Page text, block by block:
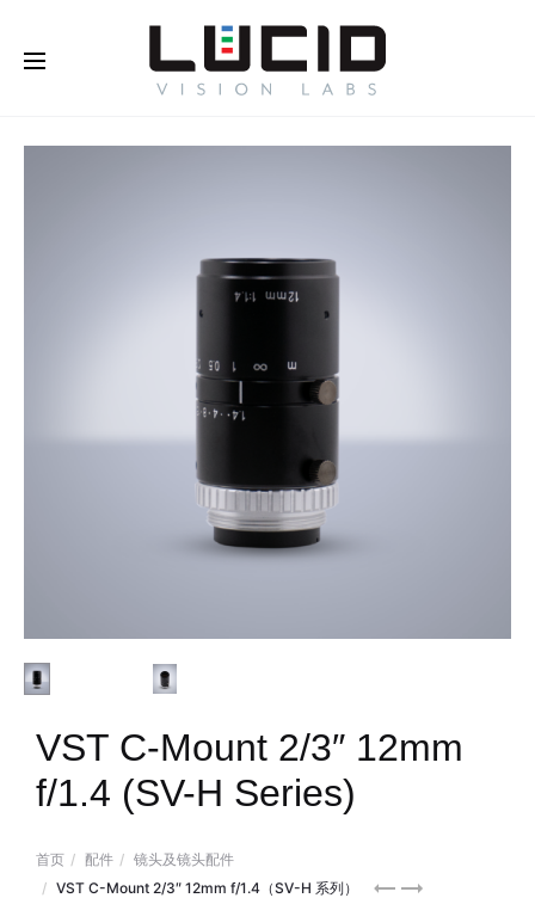
VST C-Mount 2/3″ 12mm
f/1.4 (SV-H Series)
首页 配件
镜头及镜头配件
VST C-Mount 2/3″ 12mm f/1.4（SV-H 系列）
VST VST